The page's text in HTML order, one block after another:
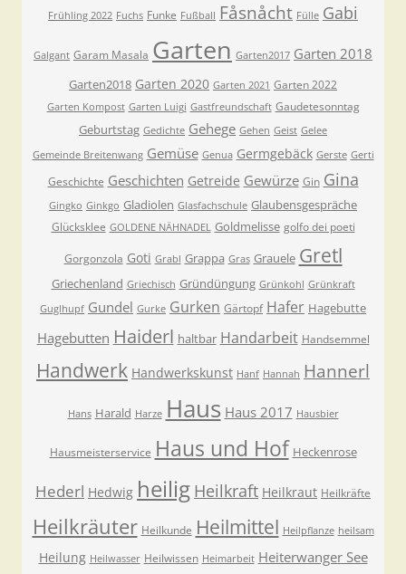
Frühling 2022 Fuchs Funke Fußball Fåsnåcht Fülle Gabi
Galgant Garam Masala Garten Garten2017 Garten 2018
Garten2018 Garten 2020 Garten 2021 Garten 2022
Garten Kompost Garten Luigi Gastfreundschaft Gaudetesonntag
Geburtstag Gedichte Gehege Gehen Geist Gelee
Gemeinde Breitenwang Gemüse Genua Germgebäck Gerste Gerti
Geschichte Geschichten Getreide Gewürze Gin Gina
Gingko Ginkgo Gladiolen Glasfachschule Glaubensgespräche
Glücksklee GOLDENE NÄHNADEL Goldmelisse golfo dei poeti
Gorgonzola Goti Grabl Grappa Gras Grauele Gretl
Griechenland Griechisch Gründüngung Grünkohl Grünkraft
Guglhupf Gundel Gurke Gurken Gärtopf Hafer Hagebutte
Hagebutten Haiderl haltbar Handarbeit Handsemmel
Handwerk Handwerkskunst Hanf Hannah Hannerl
Hans Harald Harze Haus Haus 2017 Hausbier
Hausmeisterservice Haus und Hof Heckenrose
Hederl Hedwig heilig Heilkraft Heilkraut Heilkräfte
Heilkräuter Heilkunde Heilmittel Heilpflanze heilsam
Heilung Heilwasser Heilwissen Heimarbeit Heiterwanger See